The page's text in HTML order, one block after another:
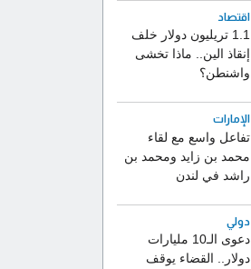
اقتصاد
1.1 تريليون دولار خلف
إنقاذ الين.. ماذا تخشى
واشنطن؟
الإمارات
تفاعل واسع مع لقاء
محمد بن زايد ومحمد بن
راشد في لندن
دولي
دعوى الـ10 مليارات
دولار.. القضاء يوقف